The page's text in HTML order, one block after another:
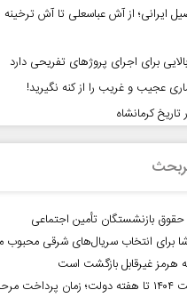
ایرانی؛ از آش عباسعلی تا آش
برای اجرای پروژهای تفریحی دارد
عجیب و غریب را از کنه نگیرید!
کرمانشاه
حقوق بازنشستگان تأمین اجتماعی
برای انتخاب سریال‌های شرقی محبوب
هرمز غیرقابل بازگشت است
واریز سود سهام عدالت ۱۴۰۴ تا هفته دولت؛ زمان